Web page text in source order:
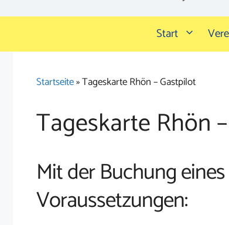
Start
Startseite»Tageskarte Rhön – Gastpilot
Tageskarte Rhön
Mit der Buchung
Voraussetzungen: